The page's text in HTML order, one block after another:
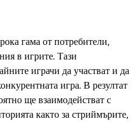
гама от потребители,
в игрите. Тази
играчи да участват и да
игра. В резултат
ще взаимодействат с
както за стриймърите,